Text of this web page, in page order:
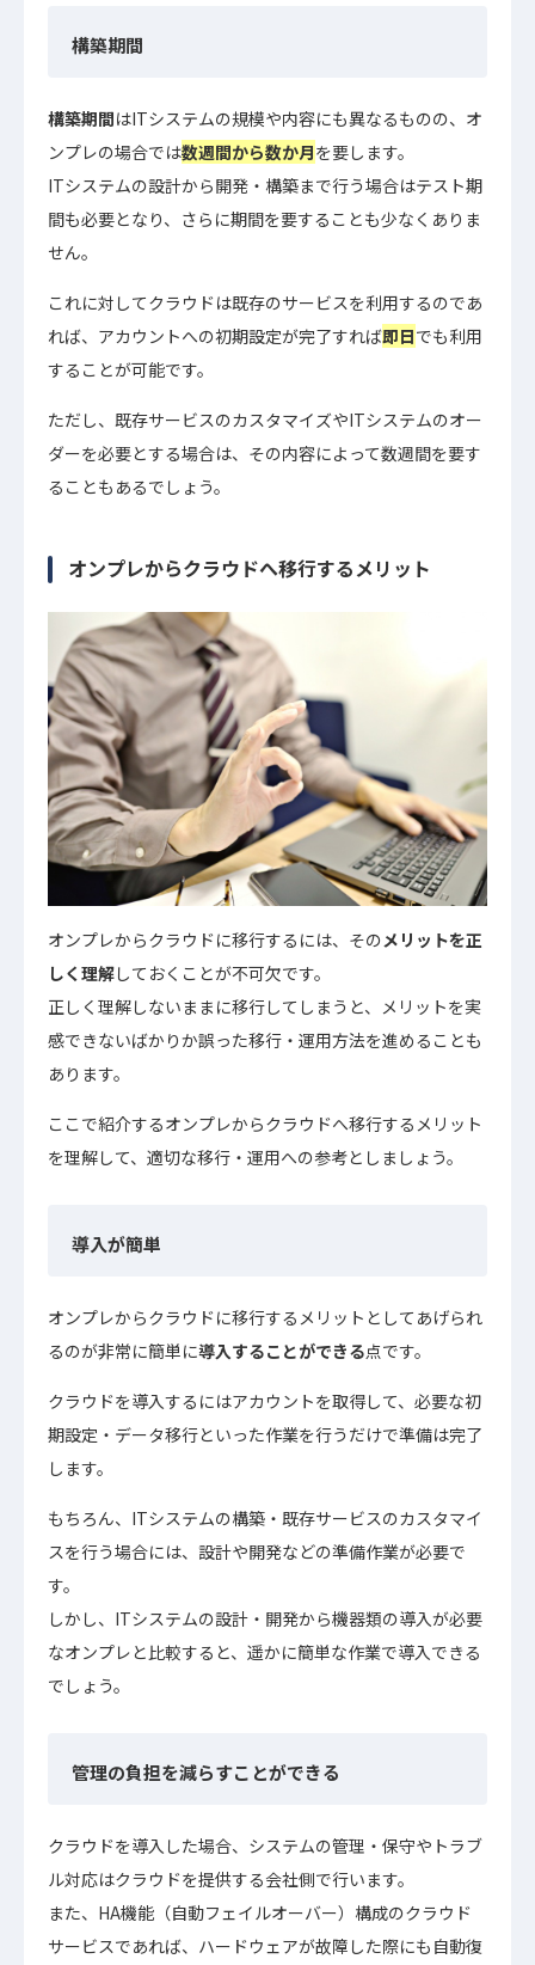
構築期間
構築期間はITシステムの規模や内容にも異なるものの、オ
ンプレの場合では数週間から数か月を要します。
ITシステムの設計から開発・構築まで行う場合はテスト期
間も必要となり、さらに期間を要することも少なくありま
せん。
これに対してクラウドは既存のサービスを利用するのであ
れば、アカウントへの初期設定が完了すれば即日でも利用
することが可能です。
ただし、既存サービスのカスタマイズやITシステムのオー
ダーを必要とする場合は、その内容によって数週間を要す
ることもあるでしょう。
オンプレからクラウドへ移行するメリット
オンプレからクラウドに移行するには、そのメリットを正
しく理解しておくことが不可欠です。
正しく理解しないままに移行してしまうと、メリットを実
感できないばかりか誤った移行・運用方法を進めることも
あります。
ここで紹介するオンプレからクラウドへ移行するメリット
を理解して、適切な移行・運用への参考としましょう。
導入が簡単
オンプレからクラウドに移行するメリットとしてあげられ
るのが非常に簡単に導入することができる点です。
クラウドを導入するにはアカウントを取得して、必要な初
期設定・データ移行といった作業を行うだけで準備は完了
します。
もちろん、ITシステムの構築・既存サービスのカスタマイ
スを行う場合には、設計や開発などの準備作業が必要で
す。
しかし、ITシステムの設計・開発から機器類の導入が必要
なオンプレと比較すると、遥かに簡単な作業で導入できる
でしょう。
管理の負担を減らすことができる
クラウドを導入した場合、システムの管理・保守やトラブ
ル対応はクラウドを提供する会社側で行います。
また、HA機能（自動フェイルオーバー）構成のクラウド
サービスであれば、ハードウェアが故障した際にも自動復